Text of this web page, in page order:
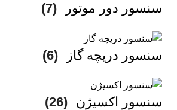
سنسور دور موتور (7)
سنسور دریچه گاز (6)
سنسور اکسیژن (26)